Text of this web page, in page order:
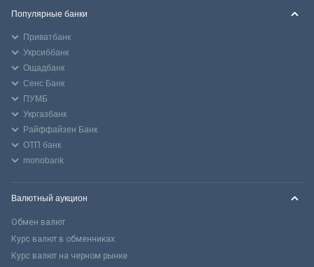
Популярные банки
Приватбанк
Укрсиббанк
Ощадбанк
Сенс Банк
ПУМБ
Укргазбанк
Райффайзен Банк
ОТП банк
monobank
Валютный аукцион
Обмен валют
Курс валют в обменниках
Курс валют на черном рынке